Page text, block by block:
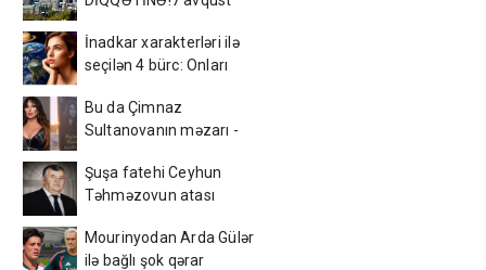
etibarən...
İnadkar xarakterləri ilə
seçilən 4 bürc: Onları
çətindir
Bu da Çimnaz
Sultanovanın məzarı -
Şuşa fatehi Ceyhun
Təhməzovun atası
Mourinyodan Arda Gülər
ilə bağlı şok qərar